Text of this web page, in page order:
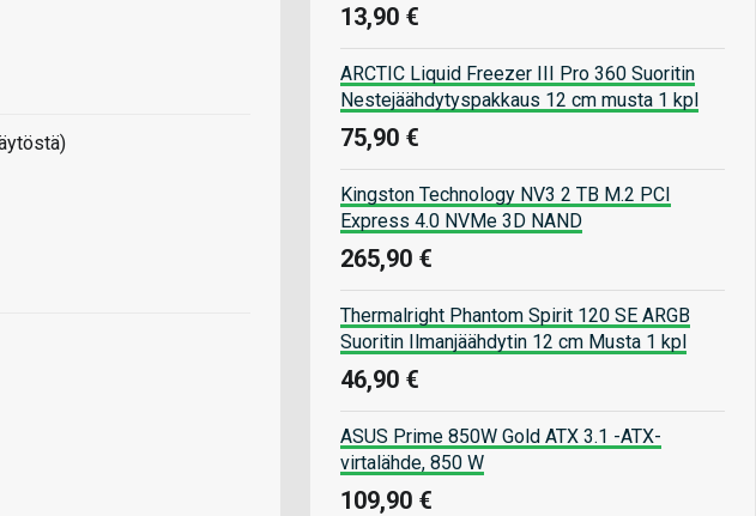
13,90 €
ARCTIC Liquid Freezer III Pro 360 Suoritin
Nestejäähdytyspakkaus 12 cm musta 1 kpl
75,90 €
Kingston Technology NV3 2 TB M.2 PCI
Express 4.0 NVMe 3D NAND
265,90 €
Thermalright Phantom Spirit 120 SE ARGB
Suoritin Ilmanjäähdytin 12 cm Musta 1 kpl
46,90 €
ASUS Prime 850W Gold ATX 3.1 -ATX-
virtalähde, 850 W
109,90 €